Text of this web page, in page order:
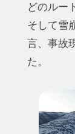
どのルー
そして雪
言、事故
た。